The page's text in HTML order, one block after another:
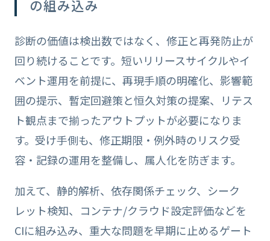
の組み込み
診断の価値は検出数ではなく、修正と再発防止が
回り続けることです。短いリリースサイクルやイ
ベント運用を前提に、再現手順の明確化、影響範
囲の提示、暫定回避策と恒久対策の提案、リテス
ト観点まで揃ったアウトプットが必要になりま
す。受け手側も、修正期限・例外時のリスク受
容・記録の運用を整備し、属人化を防ぎます。
加えて、静的解析、依存関係チェック、シーク
レット検知、コンテナ/クラウド設定評価などを
CIに組み込み、重大な問題を早期に止めるゲート